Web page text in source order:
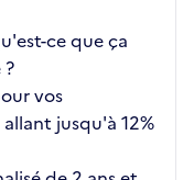
ce que ça
vos
jusqu'à 12%